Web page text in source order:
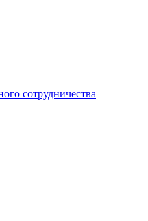
сотрудничества